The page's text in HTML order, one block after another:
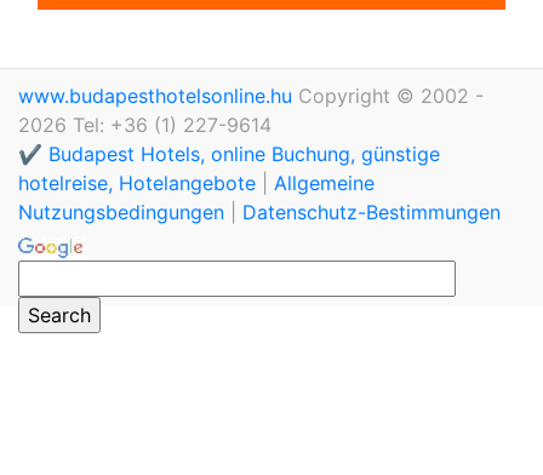
www.budapesthotelsonline.hu Copyright © 2002 -
2026 Tel: +36 (1) 227-9614
✔️ Budapest Hotels, online Buchung, günstige
hotelreise, Hotelangebote
Allgemeine
Nutzungsbedingungen
Datenschutz-Bestimmungen